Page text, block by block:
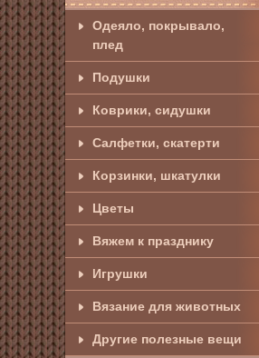
Одеяло, покрывало,
плед
Подушки
Коврики, сидушки
Салфетки, скатерти
Корзинки, шкатулки
Цветы
Вяжем к празднику
Игрушки
Вязание для животных
Другие полезные вещи